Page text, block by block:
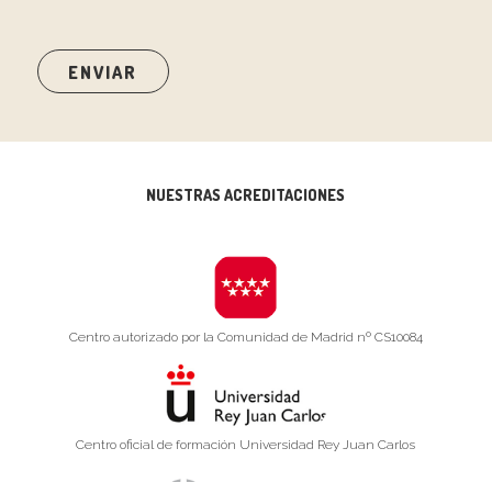
NUESTRAS ACREDITACIONES
Centro autorizado por la Comunidad de Madrid nº CS10084
Centro oficial de formación Universidad Rey Juan Carlos